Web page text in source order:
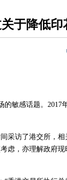
于降低
敏感话题。2017
访了港交所，相
虑，亦理解政府